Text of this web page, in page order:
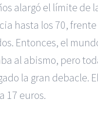
alargó el límite de
hasta los 70, frente
Entonces, el
al abismo, pero
la gran debacle.
17 euros.